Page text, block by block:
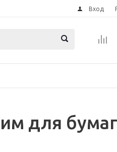
Вход
для